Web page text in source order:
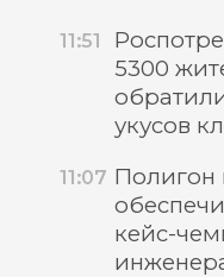
11:51
5300
укусов
11:07 Полигон
кейс-